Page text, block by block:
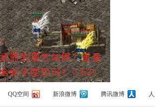
QQ空间 新浪微博 腾讯微博